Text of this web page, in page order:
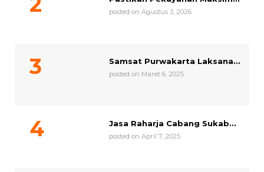
posted on Agustus 3, 2026
Samsat Purwakarta Laksana...
posted on Maret 6, 2025
Jasa Raharja Cabang Sukab...
posted on April 7, 2025